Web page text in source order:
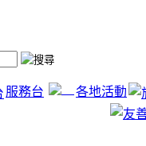
服務台 各地活動